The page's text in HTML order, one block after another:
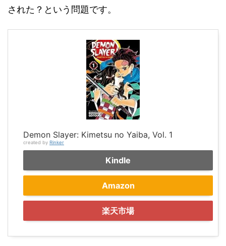
された？という問題です。
Demon Slayer: Kimetsu no Yaiba, Vol. 1
created by Rinker
Kindle
Amazon
楽天市場